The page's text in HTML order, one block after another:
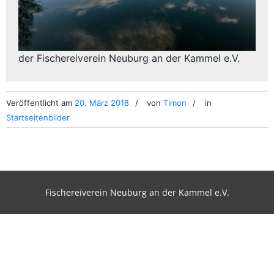
der Fischereiverein Neuburg an der Kammel e.V.
Veröffentlicht am 20. März 2018 von Timon
in
Startseitenbilder
Fischereiverein Neuburg an der Kammel e.V.